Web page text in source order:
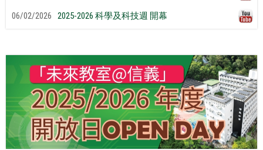
06/02/2026 2025-2026 科學及科技週 開幕